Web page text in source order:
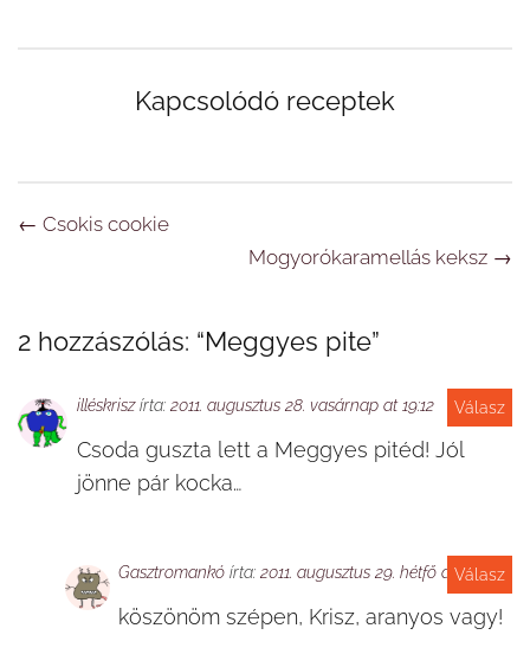
Kapcsolódó receptek
Navigáció
← Csokis cookie
Mogyorókaramellás keksz →
2 hozzászólás: “Meggyes pite”
illéskrisz írta: 2011. augusztus 28. vasárnap at 19:12
Csoda guszta lett a Meggyes pitéd! Jól
jönne pár kocka…
Válasz
Gasztromankó írta: 2011. augusztus 29. hétfő at 08:50
köszönöm szépen, Krisz, aranyos vagy!
Válasz